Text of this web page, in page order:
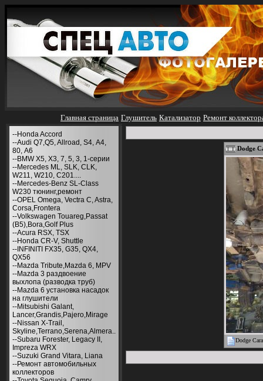
Главная страница Глушитель Катализатор Ремонт
--Honda Accord
--Audi Q7,Q5, Allroad, S4, А4,
80, A6
--BMW X5, X3, 7, 5, 3, 1-серии
--Mercedes ML, SLK, CLK,
W211, W210, С201....
--Mercedes-Benz SL-Class
W230 тюнинг,ремонт
--OPEL Omega, Vectra C, Astra,
Corsa,Frontera
--Volkswagen Touareg,Passat
(B5),Bora,Golf Plus
--Acura RSX, TSX
--Honda CR-V, Shuttle
--INFINITI FX35, G35, QX4,
QX56
--Mazda Tribute,Mazda 6, MPV
--Mazda 3 раздвоение
выхлопа (разводка труб)
--Mazda 6 установка насадок
на глушители
--Mitsubishi Galant,
Lancer,Grandis,Pajero,Mirage
--Nissan X-Trail,
Skyline,Terrano,Serena,Almera..
--Subaru Forester, Legacy II,
Impreza WRX
--Suzuki Grand Vitara, Liana
--Ремонт автомобильных
коллекторов
Dodge
Dodge